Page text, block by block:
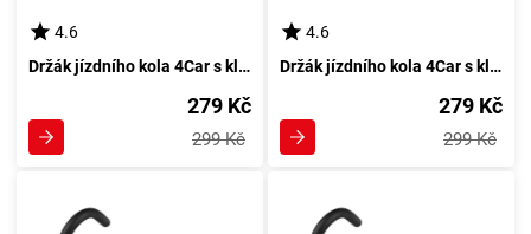
4.6
Držák jízdního kola 4Car s kládou
279 Kč
299 Kč
4.6
Držák jízdního kola 4Car s kládou
279 Kč
299 Kč